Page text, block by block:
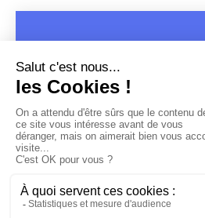
MENTIONS LÉGALES-POLITIQUE DE